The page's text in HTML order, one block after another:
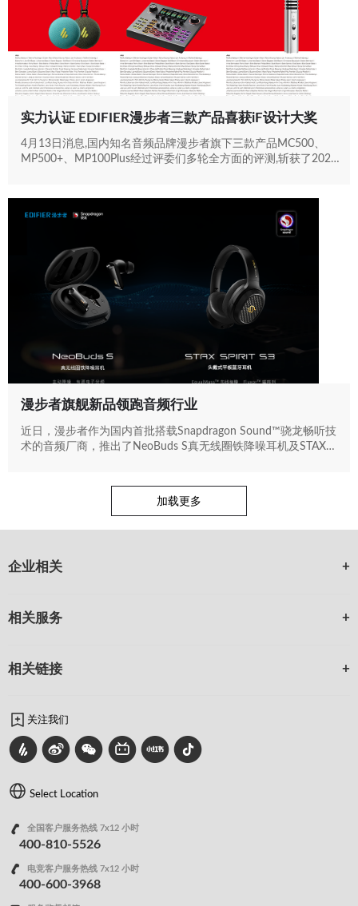
实力认证 EDIFIER漫步者三款产品喜获iF设计大奖
4月13日消息,国内知名音频品牌漫步者旗下三款产品MC500、
MP500+、MP100Plus经过评委们多轮全方面的评测,斩获了2022
漫步者旗舰新品领跑音频行业
近日，漫步者作为国内首批搭载Snapdragon Sound™骁龙畅听技
术的音频厂商，推出了NeoBuds S真无线圈铁降噪耳机及STAX
加载更多
企业相关
相关服务
相关链接
关注我们
Select Location
全国客户服务热线 7x12 小时
400-810-5526
电竞客户服务热线 7x12 小时
400-600-3968